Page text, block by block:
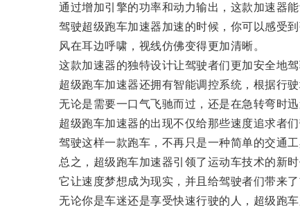
通过增加引擎的功率和动力输出，这款加速器能
驾驶超级跑车加速器加速的时候，你可以感受到
风在耳边呼啸，视线仿佛变得更加清晰。
这款加速器的独特设计让驾驶者们更加安全地驾
超级跑车加速器还拥有智能调控系统，根据行驶
无论是需要一口气飞驰而过，还是在急转弯时迅
超级跑车加速器的出现不仅给那些速度追求者们
驾驶这样一款跑车，不再只是一种简单的交通工
总之，超级跑车加速器引领了运动车技术的新时
它让速度梦想成为现实，并且给驾驶者们带来了
无论你是车迷还是享受快速行驶的人，超级跑车